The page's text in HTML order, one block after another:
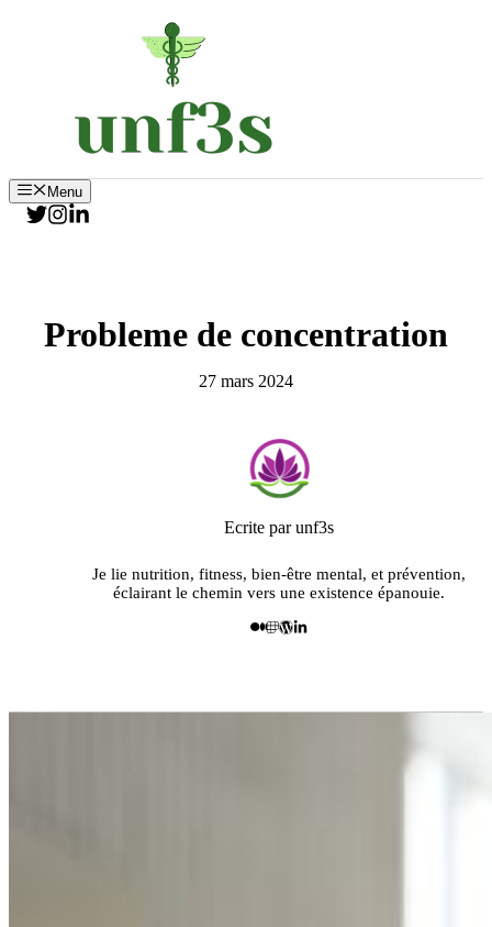
Menu
Probleme de concentration
27 mars 2024
Ecrite par unf3s
Je lie nutrition, fitness, bien-être mental, et prévention,
éclairant le chemin vers une existence épanouie.